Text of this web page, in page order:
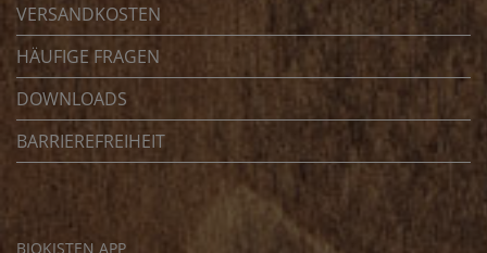
VERSANDKOSTEN
HÄUFIGE FRAGEN
DOWNLOADS
BARRIEREFREIHEIT
BIOKISTEN APP